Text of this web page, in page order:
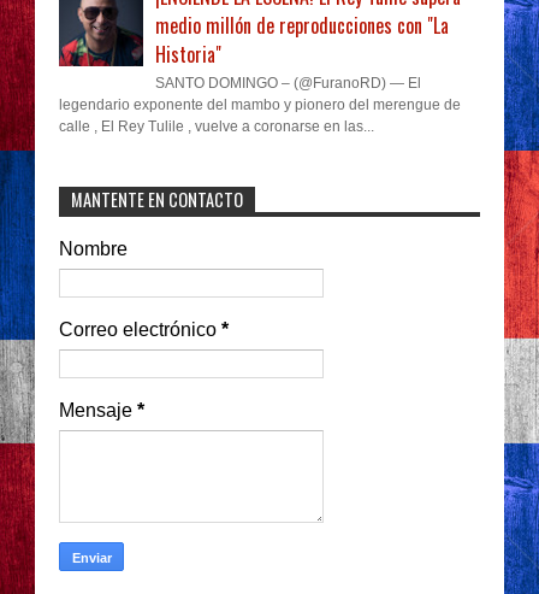
medio millón de reproducciones con "La
Historia"
SANTO DOMINGO – (@FuranoRD) — El
legendario exponente del mambo y pionero del merengue de
calle , El Rey Tulile , vuelve a coronarse en las...
MANTENTE EN CONTACTO
Nombre
Correo electrónico *
Mensaje *